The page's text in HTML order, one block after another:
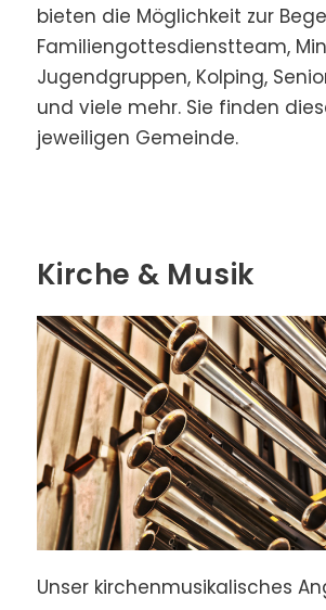
bieten die Mög­lich­keit zur
Familiengottesdienstteam,
Jugendgruppen, Kolping,
und viele mehr. Sie finden
jeweiligen Gemeinde.
Kirche & Musik
Unser kirchen­musika­lisches